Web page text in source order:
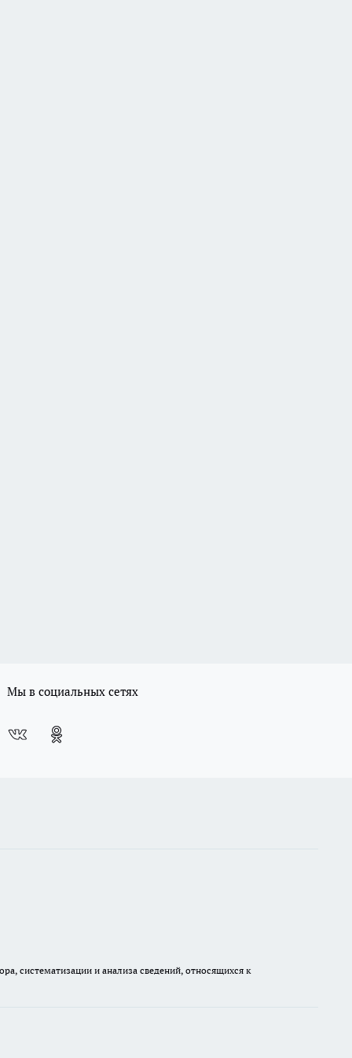
Мы в социальных сетях
систематизации и анализа сведений, относящихся к